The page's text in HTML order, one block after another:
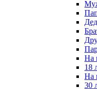
На
18
На
30